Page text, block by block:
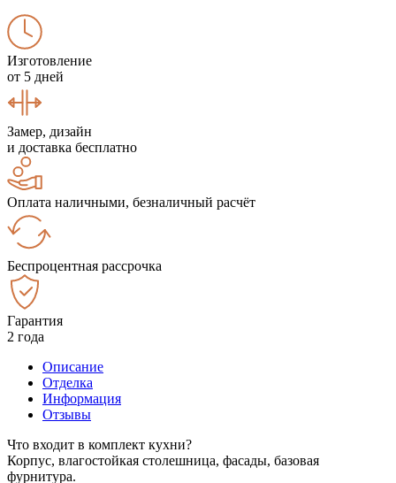
Изготовление
от 5 дней
Замер, дизайн
и доставка бесплатно
Оплата наличными, безналичный расчёт
Беспроцентная рассрочка
Гарантия
2 года
Описание
Отделка
Информация
Отзывы
Что входит в комплект кухни?
Корпус, влагостойкая столешница, фасады, базовая
фурнитура.